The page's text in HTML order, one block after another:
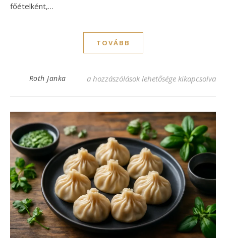
főételként,…
TOVÁBB
Roth Janka Szecsuáni csirke recept: Pikáns ízek egy
a hozzászólások lehetősége kikapcsolva